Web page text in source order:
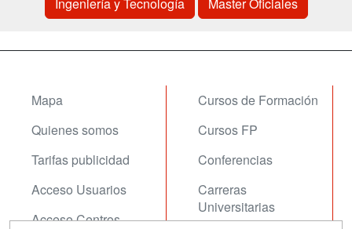
Mapa
Quienes somos
Tarifas publicidad
Acceso Usuarios
Acceso Centros
Cursos de Formación
Cursos FP
Conferencias
Carreras
Universitarias